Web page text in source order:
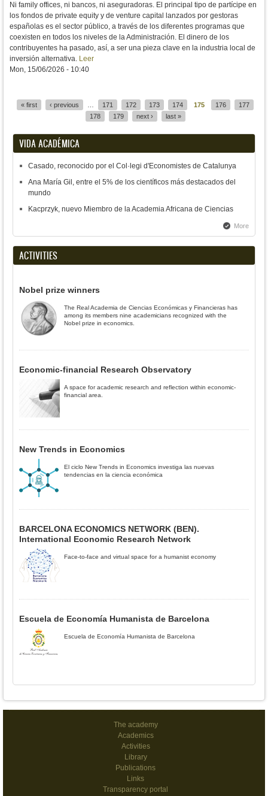
Ni family offices, ni bancos, ni aseguradoras. El principal tipo de partícipe en
los fondos de private equity y de venture capital lanzados por gestoras
españolas es el sector público, a través de los diferentes programas que
coexisten en todos los niveles de la Administración. El dinero de los
contribuyentes ha pasado, así, a ser una pieza clave en la industria local de
inversión alternativa. Leer
Mon, 15/06/2026 - 10:40
« first ‹ previous 171 172 173 174 175 176
177
178
179 next › last »
VIDA ACADÉMICA
Casado, reconocido por el Col·legi d'Economistes de Catalunya
Ana María Gil, entre el 5% de los científicos más destacados del
mundo
Kacprzyk, nuevo Miembro de la Academia Africana de Ciencias
More
ACTIVITIES
Nobel prize winners
The Real Academia de Ciencias Económicas y Financieras has
among its members nine academicians recognized with the
Nobel prize in economics.
Economic-financial Research Observatory
A space for academic research and reflection within economic-
financial area.
New Trends in Economics
El ciclo New Trends in Economics investiga las nuevas
tendencias en la ciencia económica
BARCELONA ECONOMICS NETWORK (BEN).
International Economic Research Network
Face-to-face and virtual space for a humanist economy
Escuela de Economía Humanista de Barcelona
Escuela de Economía Humanista de Barcelona
The academy
Academics
Activities
Library
Publications
Links
Transparency portal